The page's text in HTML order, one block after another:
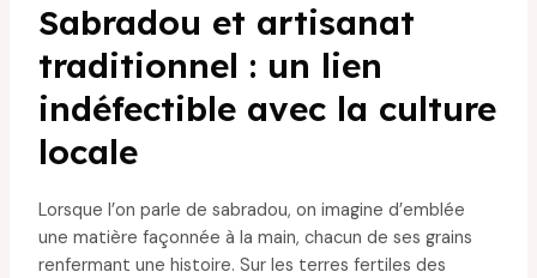
Sabradou et artisanat
traditionnel : un lien
indéfectible avec la culture
locale
Lorsque l’on parle de sabradou, on imagine d’emblée
une matière façonnée à la main, chacun de ses grains
renfermant une histoire. Sur les terres fertiles des